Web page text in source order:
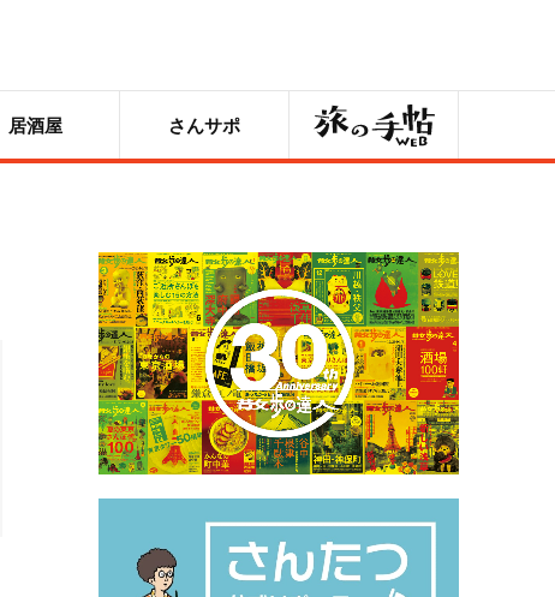
居酒屋 さんサポ 旅の手帖